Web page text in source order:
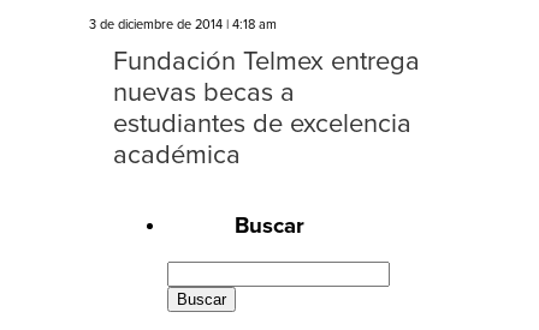
3 de diciembre de 2014 | 4:18 am
Fundación Telmex entrega
nuevas becas a
estudiantes de excelencia
académica
Buscar